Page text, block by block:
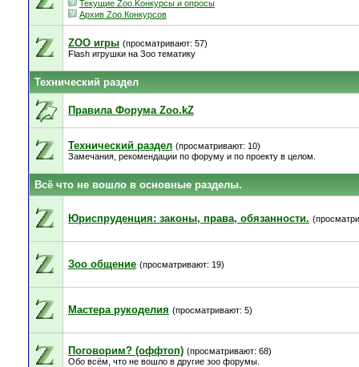
Текущие Zoo.Kонкурсы и опросы
Архив Zoo.Конкурсов
ZOO игры (просматривают: 57)
Flash игрушки на Зоо тематику
Технический раздел
Правила Форума Zoo.kZ
Технический раздел (просматривают: 10)
Замечания, рекомендации по форуму и по проекту в целом.
Всё что не вошло в основные разделы.
Юриспруденция: законы, права, обязанности.
Зоо общение (просматривают: 19)
Мастера рукоделия (просматривают: 5)
Поговорим? (оффтоп) (просматривают: 68)
Обо всём, что не вошло в другие зоо форумы.